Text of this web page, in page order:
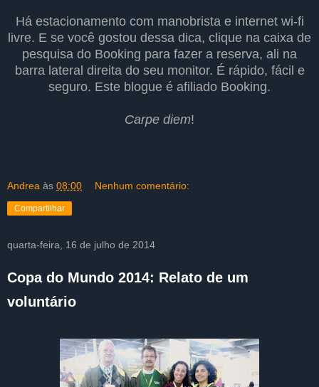
Há estacionamento com manobrista e internet wi-fi
livre. E se você gostou dessa dica, clique na caixa de
pesquisa do Booking para fazer a reserva, ali na
barra lateral direita do seu monitor. É rápido, fácil e
seguro. Este blogue é afiliado Booking.
Carpe diem!
Andrea às 08:00 Nenhum comentário:
Compartilhar
quarta-feira, 16 de julho de 2014
Copa do Mundo 2014: Relato de um
voluntário